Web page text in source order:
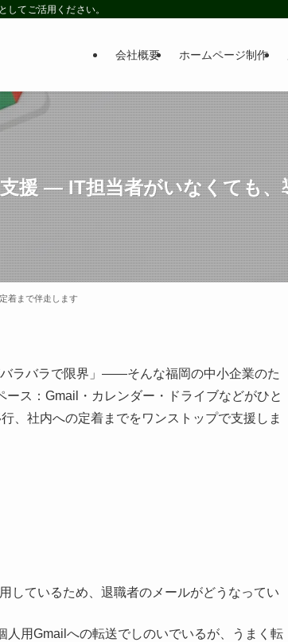
してご活用ください。
会社概要 ホームページ制作
援 — IT担当者がいなくても、
着まで伴走します
ラバラで限界」——そんな福岡の中小企業のた
ス：Gmail・カレンダー・ドライブなどがひと
、社内への定着までをワンストップで支援しま
しているため、退職者のメールがどうなってい
人用Gmailへの転送でしのいでいるが、うまく転